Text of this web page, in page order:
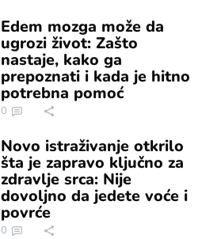
Edem mozga može da
ugrozi život: Zašto
nastaje, kako ga
prepoznati i kada je hitno
potrebna pomoć
0
Novo istraživanje otkrilo
šta je zapravo ključno za
zdravlje srca: Nije
dovoljno da jedete voće i
povrće
0